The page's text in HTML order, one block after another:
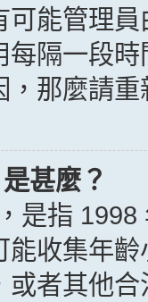
可能管理
每隔一段
，那麼請
甚麼？
是指
能收集年
或者其他